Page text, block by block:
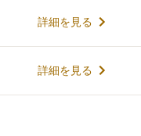
詳細を見る
詳細を見る